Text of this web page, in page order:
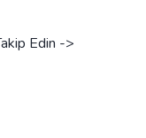
Edin ->